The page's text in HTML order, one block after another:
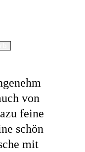
von
feine
schön
mit